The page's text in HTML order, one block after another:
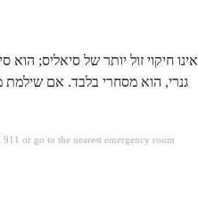
or go to the nearest emergency room